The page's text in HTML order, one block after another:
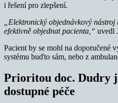
i řešení pro zlepšení.
„Elektronický objednávkový
efektivně objednat pacienta,“ uvedl
Pacient by se mohl na doporučené
systému buďto sám, nebo z
Prioritou doc. Dudry
dostupné péče